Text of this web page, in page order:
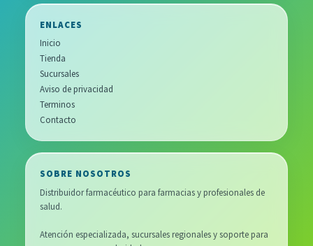
ENLACES
Inicio
Tienda
Sucursales
Aviso de privacidad
Terminos
Contacto
SOBRE NOSOTROS
Distribuidor farmacéutico para farmacias y profesionales de
salud.
Atención especializada, sucursales regionales y soporte para